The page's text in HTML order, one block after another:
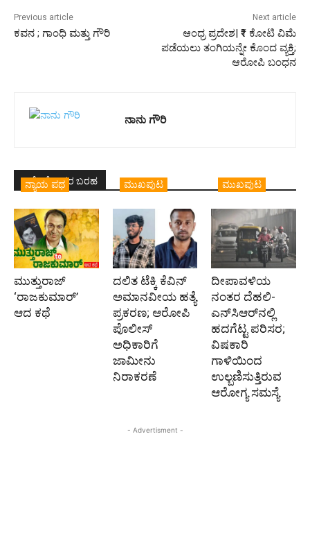
Previous article
ಕವನ ; ಗಾಂಧಿ ಮತ್ತು ಗೌರಿ
Next article
ಆಂಧ್ರ ಪ್ರದೇಶ| ₹1 ಕೋಟಿ ವಿಮೆ
ಪಡೆಯಲು ತಂಗಿಯನ್ನೇ ಕೊಂದ ವ್ಯಕ್ತಿ;
ಆರೋಪಿ ಬಂಧನ
ನಾನು ಗೌರಿ
ಇದೇ ಲೇಖಕರ ಬರಹ
ನ್ಯಾಯ ಪಥ
ಮುತ್ತುರಾಜ್
‘ರಾಜಕುಮಾರ್‍’
ಆದ ಕಥೆ
ಮುಖಪುಟ
ದಲಿತ ಟೆಕ್ಕಿ ಕೆವಿನ್
ಅಮಾನವೀಯ ಹತ್ಯೆ
ಪ್ರಕರಣ; ಆರೋಪಿ
ಪೊಲೀಸ್‌
ಅಧಿಕಾರಿಗೆ
ಜಾಮೀನು
ನಿರಾಕರಣೆ
ಮುಖಪುಟ
ದೀಪಾವಳಿಯ
ನಂತರ ದೆಹಲಿ-
ಎನ್‌ಸಿಆರ್‌ನಲ್ಲಿ
ಹದಗೆಟ್ಟ ಪರಿಸರ;
ವಿಷಕಾರಿ
ಗಾಳಿಯಿಂದ
ಉಲ್ಬಣಿಸುತ್ತಿರುವ
ಆರೋಗ್ಯ ಸಮಸ್ಯೆ
- Advertisment -